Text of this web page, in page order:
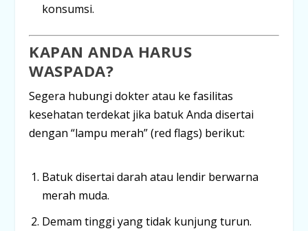
konsumsi.
KAPAN ANDA HARUS
WASPADA?
Segera hubungi dokter atau ke fasilitas
kesehatan terdekat jika batuk Anda disertai
dengan “lampu merah” (red flags) berikut:
Batuk disertai darah atau lendir berwarna
merah muda.
Demam tinggi yang tidak kunjung turun.